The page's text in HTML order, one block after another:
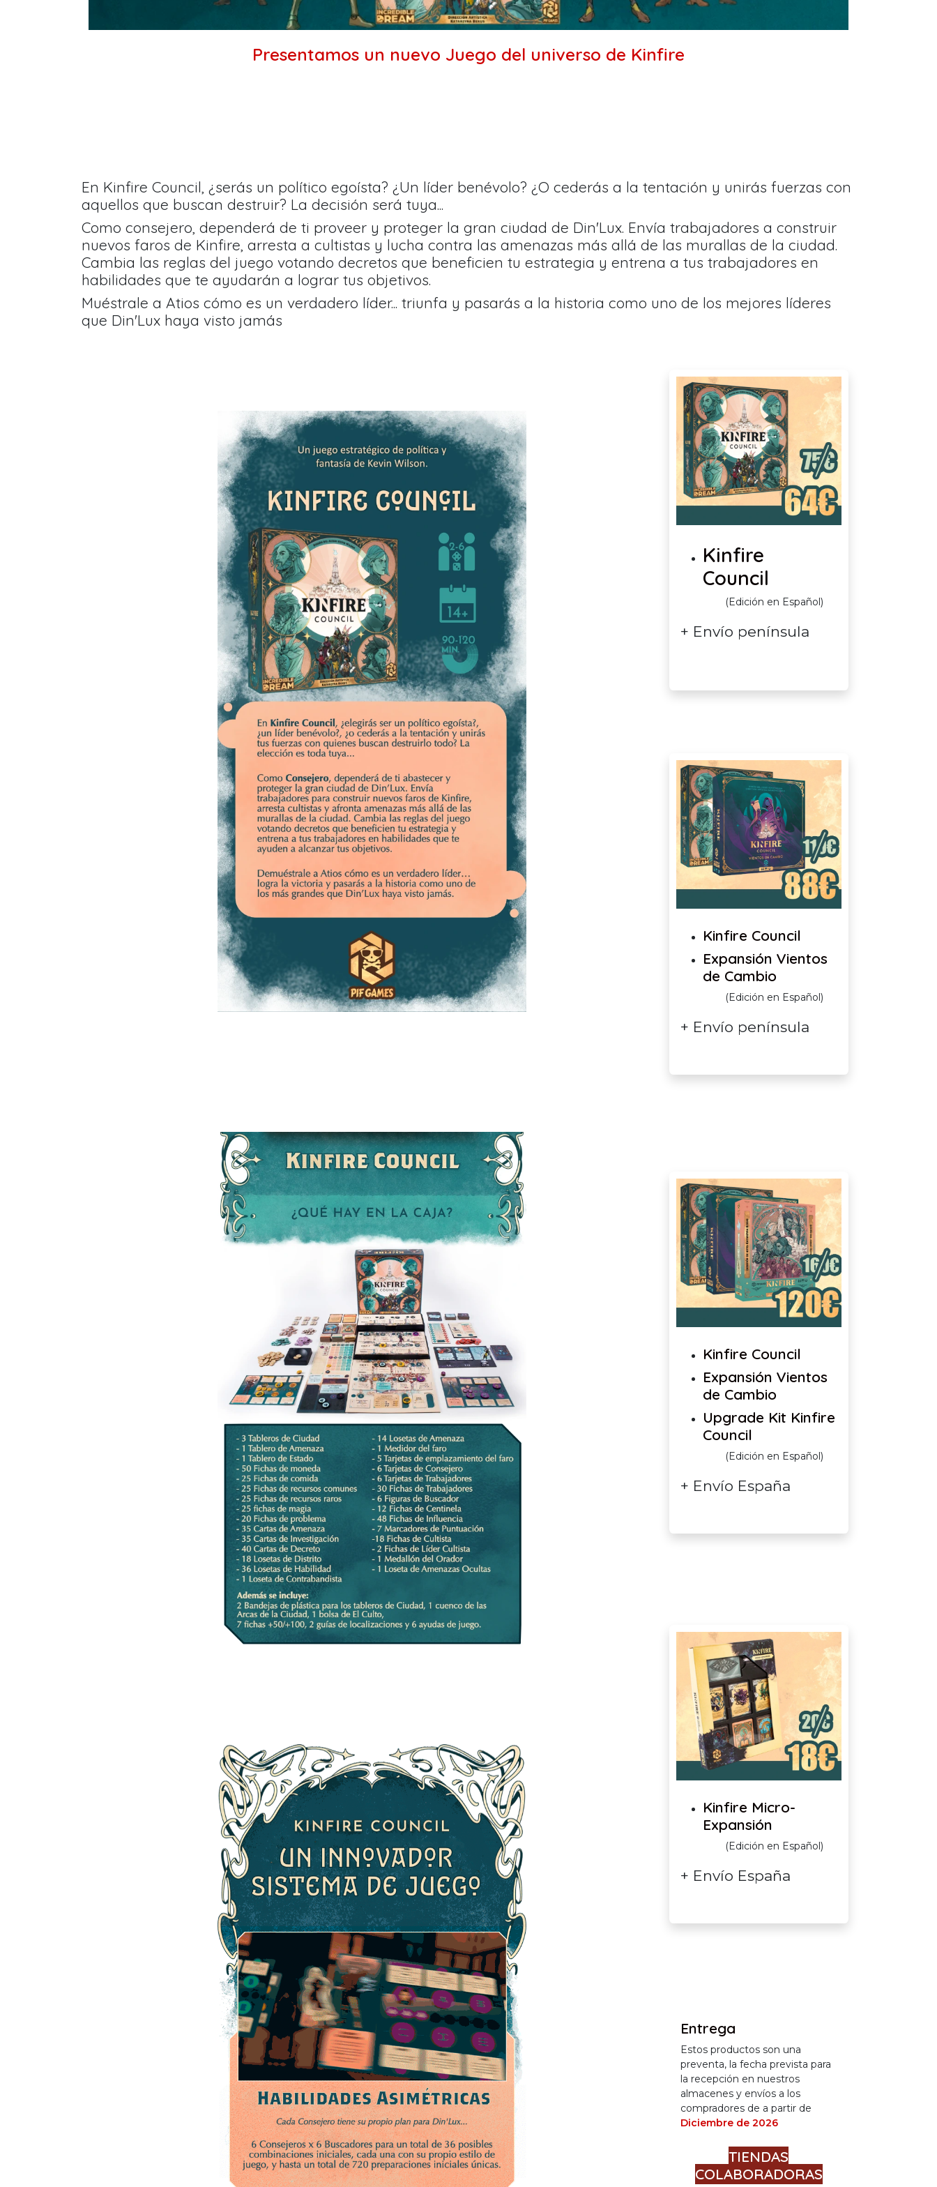
Presentamos un nuevo Juego del universo de Kinfire
En Kinfire Council, ¿serás un político egoísta? ¿Un líder benévolo? ¿O cederás a la tentación y unirás fuerzas con
aquellos que buscan destruir? La decisión será tuya...
Como consejero, dependerá de ti proveer y proteger la gran ciudad de Din'Lux. Envía trabajadores a construir
nuevos faros de Kinfire, arresta a cultistas y lucha contra las amenazas más allá de las murallas de la ciudad.
Cambia las reglas del juego votando decretos que beneficien tu estrategia y entrena a tus trabajadores en
habilidades que te ayudarán a lograr tus objetivos.
Muéstrale a Atios cómo es un verdadero líder... triunfa y pasarás a la historia como uno de los mejores líderes
que Din'Lux haya visto jamás
Kinfire Council
Expansión Vientos
de Cambio
(Edición en Español)
+ Envío península
Kinfire Council
Expansión Vientos
de Cambio
Upgrade Kit Kinfire
Council
(Edición en Español)
+ Envío España
Kinfire Micro-
Expansión
(Edición en Español)
+ Envío España
Kinfire
Council
(Edición en Español)
+ Envío península
Entrega
Estos productos son una
preventa, la fecha prevista para
la recepción en nuestros
almacenes y envíos a los
compradores de a partir de
Diciembre de 2026
TIENDAS
COLABORADORAS